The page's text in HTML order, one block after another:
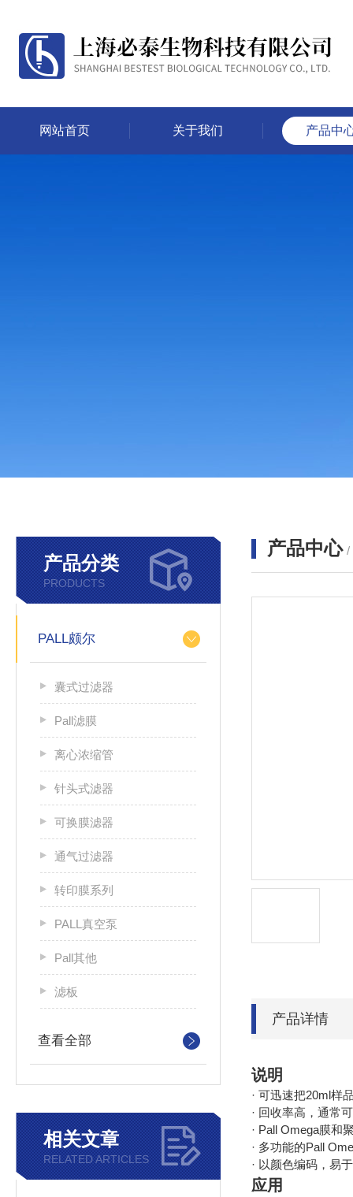
网站首页 关于我们 产品中
产品分类
PRODUCTS
PALL颇尔
囊式过滤器
Pall滤膜
离心浓缩管
针头式滤器
可换膜滤器
通气过滤器
转印膜系列
PALL真空泵
Pall其他
滤板
查看全部
相关文章
RELATED ARTICLES
产品中心 /
产品详情
说明
· 可迅速把20ml样
· 回收率高，通常
· Pall Omega膜和
· 多功能的Pall
· 以颜色编码，易
应用